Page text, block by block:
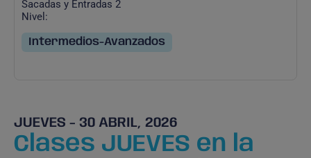
Sacadas y Entradas 2
Nivel:
Intermedios-Avanzados
JUEVES - 30 ABRIL, 2026
Clases JUEVES en la